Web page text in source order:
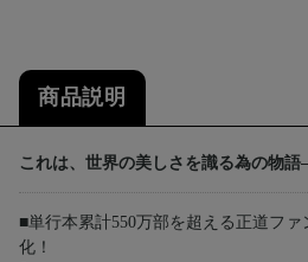
商品説明
これは、世界の美しさを識る為の物
■単行本累計550万部を超える正道フ
化！